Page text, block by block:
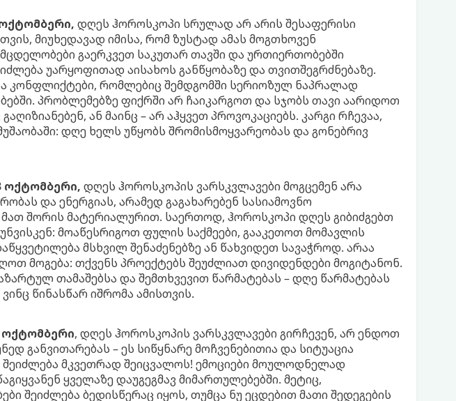
დღეს ჰოროსკოპი სრულად არ არის შესაფერისი
მიუხედავად იმისა, რომ ზუსტად ამას მოგთხოვენ
გაერკვეთ საკუთარ თავში და ურთიერთობებში
უარყოფითად აისახოს განწყობაზე და თვითშეგრძნებაზე.
კონფლიქტები, რომლებიც შემდგომში სერიოზულ ნაპრალად
პრობლემებზე ფიქრში არ ჩაიკარგოთ და სჯობს თავი აარიდოთ
ან მაინც – არ აჰყვეთ პროვოკაციებს. კარგი რჩევაა,
დღე ხელს უწყობს შრომისმოყვარეობას და გონებრივ
ოქტომბერი, დღეს ჰოროსკოპის ვარსკვლავები მოგცემენ არა
და ენერგიას, არამედ გაგახარებენ სასიამოვნო
მათ შორის მატერიალურით. საერთოდ, ჰოროსკოპი დღეს გიბიძგებთ
მოაწესრიგოთ ფულის საქმეები, გააკეთოთ მომავლის
მსხვილ შენაძენებზე ან წახვიდეთ სავაჭროდ. არაა
მოგება: თქვენს პროექტებს შეუძლიათ დივიდენდები მოგიტანონ.
თამაშებსა და შემთხვევით წარმატებას – დღე წარმატებას
წინასწარ იშრომა ამისთვის.
ოქტომბერი, დღეს ჰოროსკოპის ვარსკვლავები გირჩევენ, არ ენდოთ
განვითარებას – ეს სიწყნარე მოჩვენებითია და სიტუაცია
შეიძლება მკვეთრად შეიცვალოს! ემოციები მოულოდნელად
ყველაზე დაუგეგმავ მიმართულებებში. მეტიც,
შეიძლება ბედისწერაც იყოს, თუმცა ნუ ეცდებით მათი შედეგების